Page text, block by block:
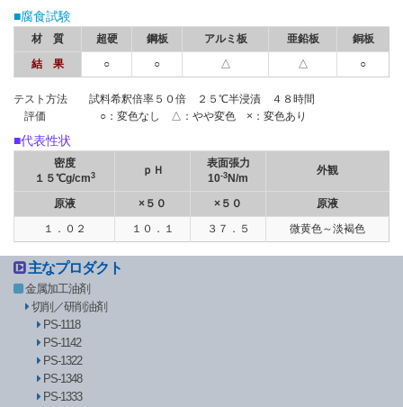
■腐食試験
材 質 超硬 鋼板 アルミ板 亜鉛板
銅板
結 果
○ ○ △ △ ○
テスト方法 試料希釈倍率５０倍 ２５℃半浸漬 ４８時間
評価 ○：変色なし △：やや変色 ×：変色あり
■代表性状
密度
１５℃g/cm3 ｐＨ
表面張力
10-3 N/m
外観
原液 ×５０ ×５０
原液
１．０２
１０．１ ３７．５ 微黄色～淡褐色
主なプロダクト
金属加工油剤
切削／研削油剤
PS-1118
PS-1142
PS-1322
PS-1348
PS-1333